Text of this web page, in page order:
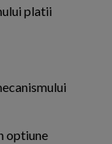
platii
optiune